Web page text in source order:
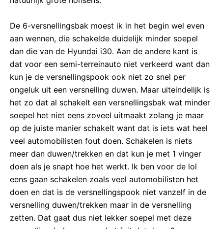
De 6-versnellingsbak moest ik in het begin wel even
aan wennen, die schakelde duidelijk minder soepel
dan die van de Hyundai i30. Aan de andere kant is
dat voor een semi-terreinauto niet verkeerd want dan
kun je de versnellingspook ook niet zo snel per
ongeluk uit een versnelling duwen. Maar uiteindelijk is
het zo dat al schakelt een versnellingsbak wat minder
soepel het niet eens zoveel uitmaakt zolang je maar
op de juiste manier schakelt want dat is iets wat heel
veel automobilisten fout doen. Schakelen is niets
meer dan duwen/trekken en dat kun je met 1 vinger
doen als je snapt hoe het werkt. Ik ben voor de lol
eens gaan schakelen zoals veel automobilisten het
doen en dat is de versnellingspook niet vanzelf in de
versnelling duwen/trekken maar in de versnelling
zetten. Dat gaat dus niet lekker soepel met deze